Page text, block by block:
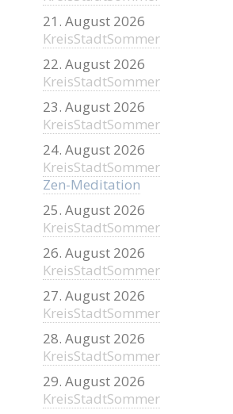
21. August 2026
KreisStadtSommer
22. August 2026
KreisStadtSommer
23. August 2026
KreisStadtSommer
24. August 2026
KreisStadtSommer
Zen-Meditation
25. August 2026
KreisStadtSommer
26. August 2026
KreisStadtSommer
27. August 2026
KreisStadtSommer
28. August 2026
KreisStadtSommer
29. August 2026
KreisStadtSommer